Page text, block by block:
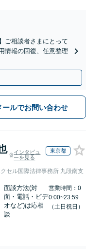
ご相談者さまにとって
情報の回復、任意整理
ールでお問い合わせ
インタビュ
ーを見る
東京都
セル国際法律事務所 九段南支
面談方法(対
面・電話・ビデ
オなど)は応相
談
営業時間：0
0:00~23:59
（土日祝日）